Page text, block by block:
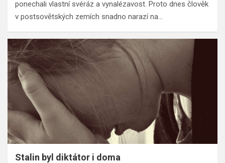
ponechali vlastní svéráz a vynalézavost. Proto dnes člověk
v postsovětských zemích snadno narazí na…
Stalin byl diktátor i doma